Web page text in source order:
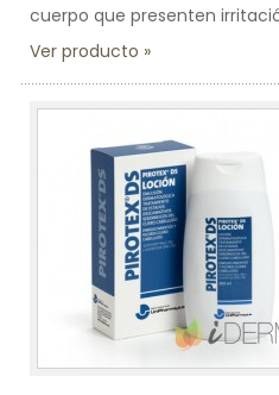
cuerpo que presenten
Ver producto